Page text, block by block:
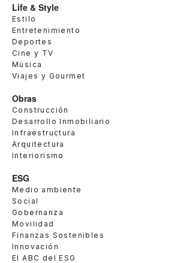
Life & Style
Estilo
Entretenimiento
Deportes
Cine y TV
Música
Viajes y Gourmet
Obras
Construcción
Desarrollo Inmobiliario
Infraestructura
Arquitectura
Interiorismo
ESG
Medio ambiente
Social
Gobernanza
Movilidad
Finanzas Sostenibles
Innovación
El ABC del ESG